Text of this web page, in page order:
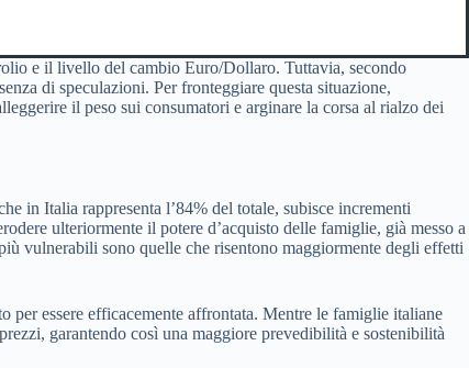
e il livello del cambio Euro/Dollaro. Tuttavia, secondo
di speculazioni. Per fronteggiare questa situazione,
il peso sui consumatori e arginare la corsa al rialzo dei
in Italia rappresenta l’84% del totale, subisce incrementi
ulteriormente il potere d’acquisto delle famiglie, già messo a
vulnerabili sono quelle che risentono maggiormente degli effetti
per essere efficacemente affrontata. Mentre le famiglie italiane
garantendo così una maggiore prevedibilità e sostenibilità